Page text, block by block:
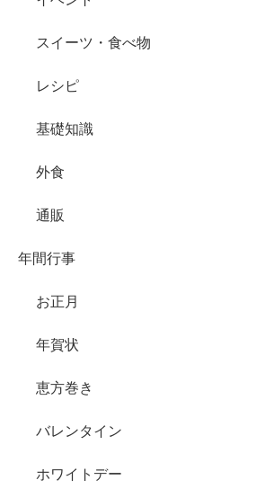
スイーツ・食べ物
レシピ
基礎知識
外食
通販
年間行事
お正月
年賀状
恵方巻き
バレンタイン
ホワイトデー